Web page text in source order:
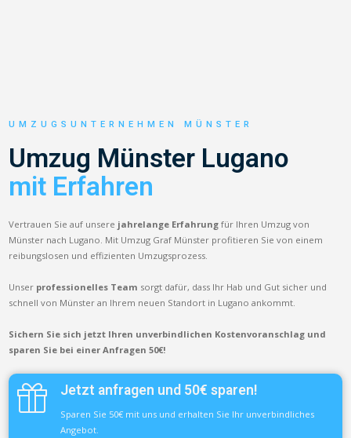
UMZUGSUNTERNEHMEN MÜNSTER
Umzug Münster Lugano
mit Erfahren
Vertrauen Sie auf unsere jahrelange Erfahrung für Ihren Umzug von
Münster nach Lugano. Mit Umzug Graf Münster profitieren Sie von einem
reibungslosen und effizienten Umzugsprozess.
Unser professionelles Team sorgt dafür, dass Ihr Hab und Gut sicher und
schnell von Münster an Ihrem neuen Standort in Lugano ankommt.
Sichern Sie sich jetzt Ihren unverbindlichen Kostenvoranschlag und
sparen Sie bei einer Anfragen 50€!
Jetzt anfragen und 50€ sparen!
Sparen Sie 50€ mit uns und erhalten Sie Ihr unverbindliches
Angebot.